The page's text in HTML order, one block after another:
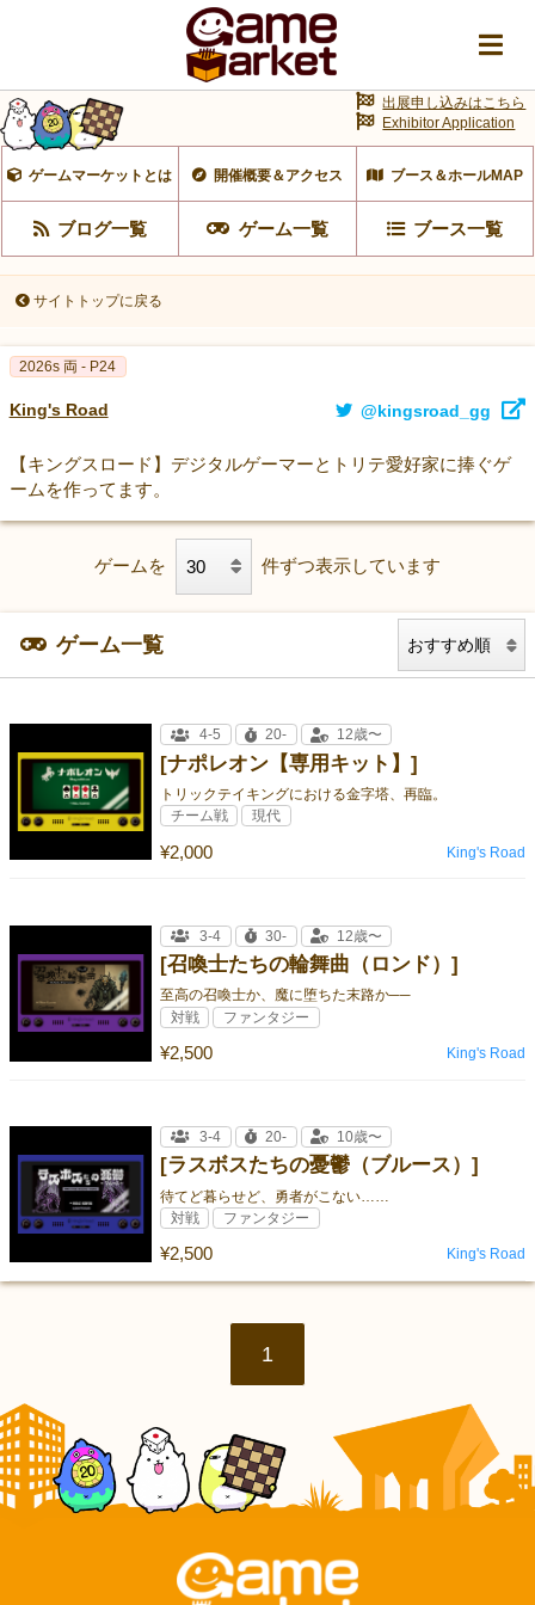
ゲームマーケットとは 開催概要＆アクセス ブース＆ホールMAP
ブログ一覧 ゲーム一覧 ブース一覧
出展申し込みはこちら
Exhibitor Application
サイトトップに戻る
2026s 両 - P24
King's Road @kingsroad_gg
【キングスロード】デジタルゲーマーとトリテ愛好家に捧ぐゲ
ームを作ってます。
ゲームを 件ずつ表示しています
ゲーム一覧
[ナポレオン【専用キット】]
トリックテイキングにおける金字塔、再臨。
¥2,000
4-5 20- 12歳〜
チーム戦 現代
King's Road
[召喚士たちの輪舞曲（ロンド）]
至高の召喚士か、魔に堕ちた末路か──
¥2,500
3-4 30- 12歳〜
対戦 ファンタジー
King's Road
[ラスボスたちの憂鬱（ブルース）]
待てど暮らせど、勇者がこない……
¥2,500
3-4 20- 10歳〜
対戦 ファンタジー
King's Road
1